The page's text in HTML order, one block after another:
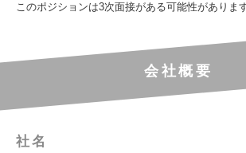
このポジションは3次面接がある可能性があります
会社概要
社名